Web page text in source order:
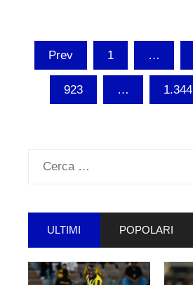
Paginazione
degli
articoli
Prev 1 …
923 … 1.344
Ricerca
ULTIMI POPOLARI